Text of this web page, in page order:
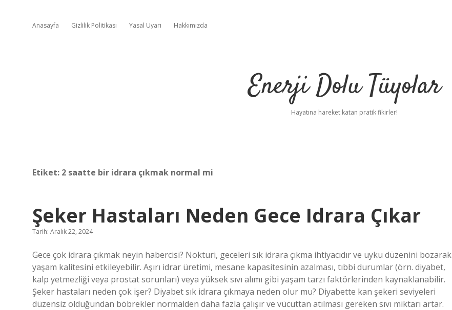
Anasayfa Gizlilik Politikası Yasal Uyarı Hakkımızda
Enerji Dolu Tüyolar
Hayatına hareket katan pratik fikirler!
Etiket: 2 saatte bir idrara çıkmak normal mi
Şeker Hastaları Neden Gece Idrara Çıkar
Tarih: Aralık 22, 2024
Gece çok idrara çıkmak neyin habercisi? Nokturi, geceleri sık idrara çıkma ihtiyacıdır ve uyku düzenini bozarak
yaşam kalitesini etkileyebilir. Aşırı idrar üretimi, mesane kapasitesinin azalması, tıbbi durumlar (örn. diyabet,
kalp yetmezliği veya prostat sorunları) veya yüksek sıvı alımı gibi yaşam tarzı faktörlerinden kaynaklanabilir.
Şeker hastaları neden çok işer? Diyabet sık idrara çıkmaya neden olur mu? Diyabette kan şekeri seviyeleri
düzensiz olduğundan böbrekler normalden daha fazla çalışır ve vücuttan atılması gereken sıvı miktarı artar.